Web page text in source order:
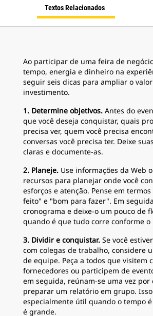
Textos Relacionados
Ao participar de uma feira de
tempo, energia e dinheiro na
seguir seis dicas para ampliar o
investimento.
1. Determine objetivos. Antes do
que você deseja conquistar, quais
precisa ver, quem você precisa
conversas você precisa ter. Deixe
claras e documente-as.
2. Planeje. Use informações da Web
recursos para planejar onde você
esforços e atenção. Pense em
feito" e "bom para fazer". Em
cronograma e deixe-o um pouco de
quando é que tudo corre conforme o
3. Dividir e conquistar. Se você
com colegas de trabalho, considere
de equipe. Peça a todos que visitem
fornecedores ou participem de
em seguida, reúnam-se uma vez por
preparar um relatório em grupo.
especialmente útil quando o tempo
é grande.